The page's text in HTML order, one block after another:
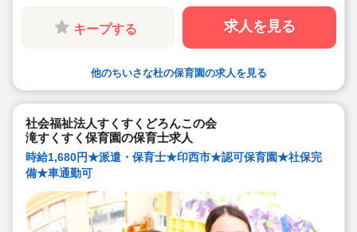
キープする 求人を見る
他のちいさな杜の保育園の求人を見る
社会福祉法人すくすくどろんこの会
滝すくすく保育園の保育士求人
時給1,680円★派遣・保育士★印西市★認可保育園★社保完
備★車通勤可